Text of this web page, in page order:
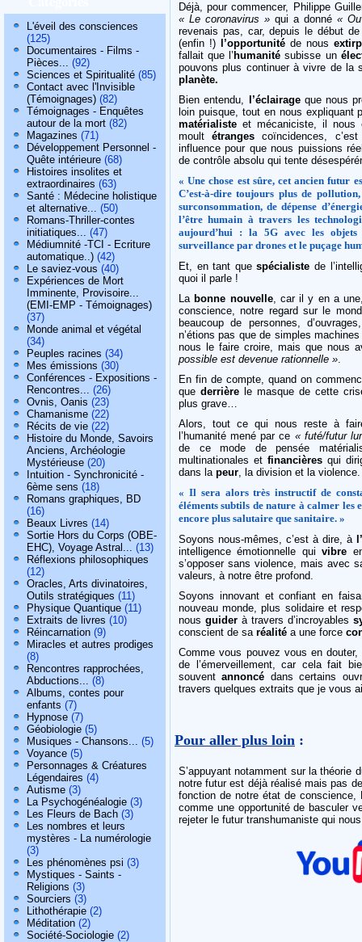
L'éveil des consciences
(125)
Documentaires - Films -
Pièces... (92)
Sciences et Spiritualité (85)
Contact avec l'Invisible
(Témoignages) (82)
Témoignages - Enquêtes
autour de la mort (82)
Magazines (71)
Développement Personnel -
Quête intérieure (68)
Histoires insolites et
extraordinaires (63)
Santé : Médecine holistique
et alternative... (50)
Romans-Thriller-contes
initiatiques... (47)
Médiumnité -TCI - Ecriture
automatique..) (42)
Le saviez-vous (40)
Expériences de Mort
Imminente, Provisoire...
(EMI-EMP - Témoignages)
(37)
Monde animal et végétal
(34)
Peuples racines (34)
Mes émissions (30)
Conférences - Expositions -
Rencontres... (26)
Ovnis, Oanis (23)
Chamanisme (22)
Récits de vie (22)
Histoire du Monde, Savoirs
Anciens, Archéologie
Mystérieuse (20)
Intuition - Synchronicité -
6ème sens (18)
Romans graphiques, BD
(16)
Beaux Livres (14)
Sortie Hors du Corps (OBE-
EHC), Voyage Astral... (13)
Réflexions philosophiques
(12)
Oracles, Arts divinatoires,
Outils stratégiques (11)
Physique Quantique (11)
Extraits de livres (10)
Réincarnation (9)
Miracles et autres prodiges
(8)
Rencontres rapprochées,
Abductions... (8)
Albums, contes pour
enfants (7)
Hypnose (7)
Géobiologie (5)
Musiques - Chansons... (5)
Voyance (5)
Personnages & Créatures
Légendaires (4)
Autisme (3)
La Psychogénéalogie (3)
Les Fleurs de Bach (3)
Les nombres et leurs
mystères - La numérologie
(3)
Les phénomènes psi (3)
Mystiques - Saints -
Religions (3)
Sourciers (3)
Lithothérapie (2)
Méditation (2)
Société-Sociologie (2)
Déjà, pour commencer, Philippe
« Le coronavirus »qui a donné «
revenais pas, car, depuis le début
(enfin !)
l’opportunitéde nous
fallait que l’ humanité subisse un
pouvons plus continuer à vivre de la
planète.
Bien entendu,
l’éclairage que nous
loin puisque, tout en nous expliquant
matérialiste et mécaniciste, il nous
moultétranges coïncidences,
influence pour que nous puissions
de contrôle absolu qui tente
« Une chose est sûre, cet ancien futur
C’est-à-dire toujours plus de
surconsommation, de dépense
l’être humain à travers les
aujourd’hui : la 5G avec les
surveillance par drones et le puçage
Et, en tant quespécialiste de
quoi il parle !
La bonne nouvelle, car il y en a
conscience, notre regard sur le
beaucoup de personnes,
n’étions pas que de simples
nous le faire croire, mais que nous
possible est devenue rationnelle ».
En fin de compte, quand on
que derrière le masque de cette
plus grave…
Alors, tout ce qui nous reste à
l’humanité mené par ce « futé/futur
de ce mode de pensée
multinationales etfinancières qui
dans la peur, la division et la violence.
« Il sera alors très instructif de
éléments subtils de nature à calmer
encore plus salutaire que sanitaire. »
Soyons nous-mêmes, c’est à dire, à
intelligence émotionnelle quivibre
s’opposer sans violence, mais avec
valeurs, à notre être profond.
Soyons innovant et confiant en
nouveau monde, plus solidaire et
nousguider à travers d’incroyables
conscient de sa réalité a une force
Comme vous pouvez vous en
de l’émerveillement, car cela fait
souventannoncé dans certains
travers quelques extraits que je vous
Pour aller plus loin :
S’appuyant notamment sur la théorie
notre futur est déjà réalisé mais pas
fonction de notre état de
comme une opportunité de basculer
rejeter le futur transhumaniste qui